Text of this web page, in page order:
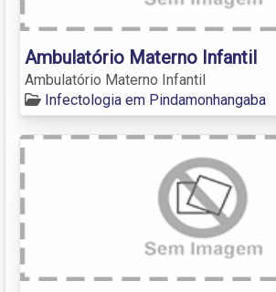
Ambulatório Materno Infantil
Ambulatório Materno Infantil
Infectologia em Pindamonhangaba